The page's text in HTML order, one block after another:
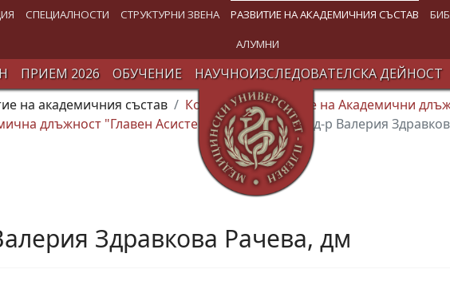
СПЕЦИАЛНОСТИ СТРУКТУРНИ ЗВЕНА РАЗВИТИЕ НА АКАДЕМИЧНИЯ СЪСТАВ
АЛУМНИ
ПРИЕМ 2026 ОБУЧЕНИЕ НАУЧНОИЗСЛЕДОВАТЕЛСКА ДЕЙНОСТ
на академичния състав
Конкурси за заемане на Академични
длъжност "Главен Асистент"
05.07.2024 г. д-р Валерия
Здравкова Рачева, дм